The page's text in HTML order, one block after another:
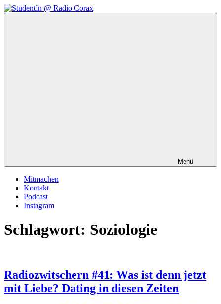
Zum
Inhalt
Menü
Mitmachen
Kontakt
Podcast
Instagram
Schlagwort: Soziologie
Radiozwitschern #41: Was ist denn jetzt
mit Liebe? Dating in diesen Zeiten